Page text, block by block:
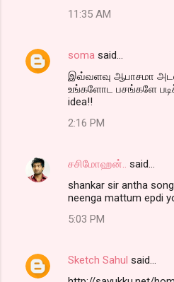
11:35 AM
soma said…
இவ்வளவு ஆபாசமா
உங்களோட பசங்களே
idea!!
2:16 PM
சசிமோஹன்..
said…
shankar sir antha
neenga mattum epdi
5:03 PM
Sketch Sahul said…